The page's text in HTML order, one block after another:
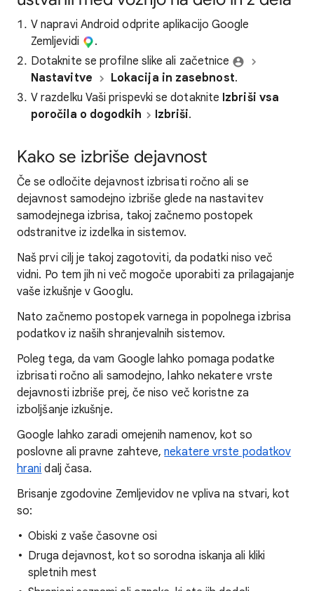
V napravi Android odprite aplikacijo Google
Zemljevidi
.
Dotaknite se profilne slike ali začetnice
Nastavitve
Lokacija in zasebnost.
V razdelku Vaši prispevki se dotaknite Izbriši vsa
poročila o dogodkih
Izbriši.
Kako se izbriše dejavnost
Če se odločite dejavnost izbrisati ročno ali se
dejavnost samodejno izbriše glede na nastavitev
samodejnega izbrisa, takoj začnemo postopek
odstranitve iz izdelka in sistemov.
Naš prvi cilj je takoj zagotoviti, da podatki niso več
vidni. Po tem jih ni več mogoče uporabiti za prilagajanje
vaše izkušnje v Googlu.
Nato začnemo postopek varnega in popolnega izbrisa
podatkov iz naših shranjevalnih sistemov.
Poleg tega, da vam Google lahko pomaga podatke
izbrisati ročno ali samodejno, lahko nekatere vrste
dejavnosti izbriše prej, če niso več koristne za
izboljšanje izkušnje.
Google lahko zaradi omejenih namenov, kot so
poslovne ali pravne zahteve,nekatere vrste podatkov
hrani dalj časa.
Brisanje zgodovine Zemljevidov ne vpliva na stvari, kot
so:
Obiski z vaše časovne osi
Druga dejavnost, kot so sorodna iskanja ali kliki
spletnih mest